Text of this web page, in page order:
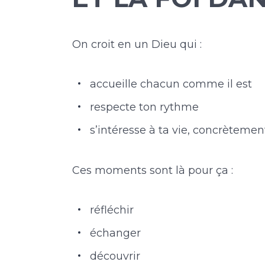
On croit en un Dieu qui :
accueille chacun comme il est
respecte ton rythme
s’intéresse à ta vie,
Ces moments sont là pour ça :
réfléchir
échanger
découvrir